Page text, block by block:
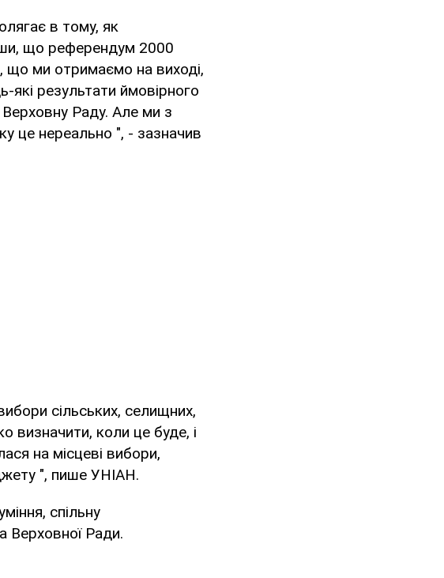
в тому, як
що референдум 2000
що ми отримаємо на виході,
які результати ймовірного
Раду. Але ми з
це нереально ", - зазначив
сільських, селищних,
визначити, коли це буде, і
на місцеві вибори,
", пише УНІАН.
спільну
Верховної Ради.